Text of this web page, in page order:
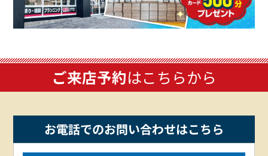
ご来店予約はこちらから
お電話でのお問い合わせはこちら